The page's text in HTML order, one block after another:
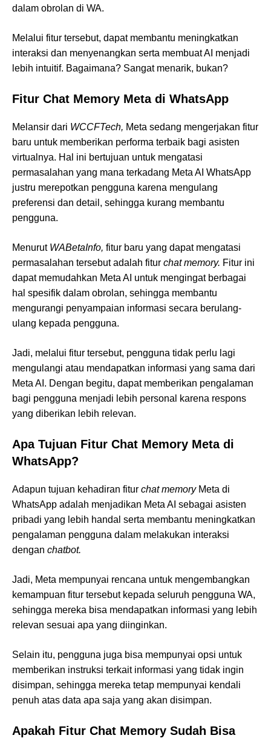
dalam obrolan di WA.
Melalui fitur tersebut, dapat membantu meningkatkan
interaksi dan menyenangkan serta membuat AI menjadi
lebih intuitif. Bagaimana? Sangat menarik, bukan?
Fitur Chat Memory Meta di WhatsApp
Melansir dari WCCFTech, Meta sedang mengerjakan fitur
baru untuk memberikan performa terbaik bagi asisten
virtualnya. Hal ini bertujuan untuk mengatasi
permasalahan yang mana terkadang Meta AI WhatsApp
justru merepotkan pengguna karena mengulang
preferensi dan detail, sehingga kurang membantu
pengguna.
Menurut WABetaInfo, fitur baru yang dapat mengatasi
permasalahan tersebut adalah fitur chat memory. Fitur ini
dapat memudahkan Meta AI untuk mengingat berbagai
hal spesifik dalam obrolan, sehingga membantu
mengurangi penyampaian informasi secara berulang-
ulang kepada pengguna.
Jadi, melalui fitur tersebut, pengguna tidak perlu lagi
mengulangi atau mendapatkan informasi yang sama dari
Meta AI. Dengan begitu, dapat memberikan pengalaman
bagi pengguna menjadi lebih personal karena respons
yang diberikan lebih relevan.
Apa Tujuan Fitur Chat Memory Meta di
WhatsApp?
Adapun tujuan kehadiran fitur chat memory Meta di
WhatsApp adalah menjadikan Meta AI sebagai asisten
pribadi yang lebih handal serta membantu meningkatkan
pengalaman pengguna dalam melakukan interaksi
dengan chatbot.
Jadi, Meta mempunyai rencana untuk mengembangkan
kemampuan fitur tersebut kepada seluruh pengguna WA,
sehingga mereka bisa mendapatkan informasi yang lebih
relevan sesuai apa yang diinginkan.
Selain itu, pengguna juga bisa mempunyai opsi untuk
memberikan instruksi terkait informasi yang tidak ingin
disimpan, sehingga mereka tetap mempunyai kendali
penuh atas data apa saja yang akan disimpan.
Apakah Fitur Chat Memory Sudah Bisa